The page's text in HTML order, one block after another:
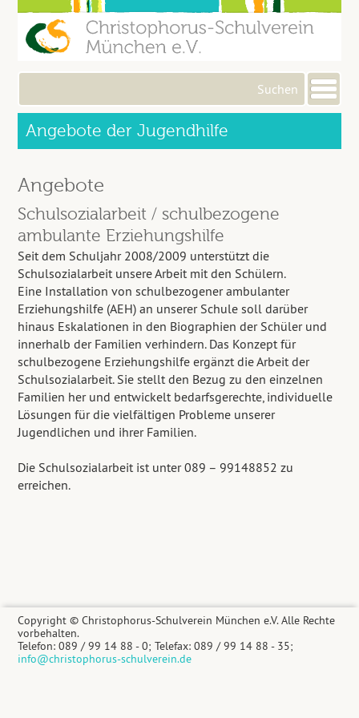
Angebote der Jugendhilfe
Angebote
Schulsozialarbeit / schulbezogene
ambulante Erziehungshilfe
Seit dem Schuljahr 2008/2009 unterstützt die
Schulsozialarbeit unsere Arbeit mit den Schülern.
Eine Installation von schulbezogener ambulanter
Erziehungshilfe (AEH) an unserer Schule soll darüber
hinaus Eskalationen in den Biographien der Schüler und
innerhalb der Familien verhindern. Das Konzept für
schulbezogene Erziehungshilfe ergänzt die Arbeit der
Schulsozialarbeit. Sie stellt den Bezug zu den einzelnen
Familien her und entwickelt bedarfsgerechte, individuelle
Lösungen für die vielfältigen Probleme unserer
Jugendlichen und ihrer Familien.
Die Schulsozialarbeit ist unter 089 – 99148852 zu
erreichen.
Copyright © Christophorus-Schulverein München e.V. Alle Rechte
vorbehalten.
Telefon: 089 / 99 14 88 - 0; Telefax: 089 / 99 14 88 - 35;
info@christophorus-schulverein.de